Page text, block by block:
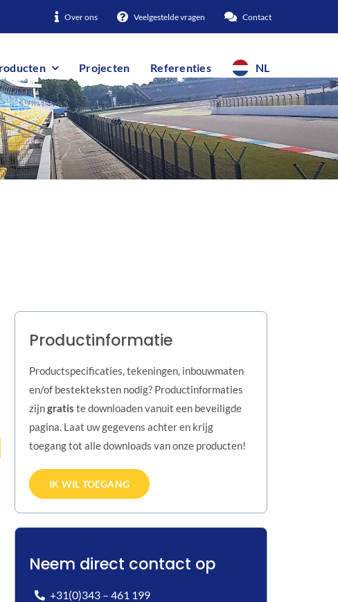
Over ons Veelgestelde vragen Contact
Projecten Referenties NL
Productinformatie
Productspecificaties, tekeningen, inbouwmaten
en/of bestekteksten nodig? Productinformaties
zijngratis te downloaden vanuit een beveiligde
pagina. Laat uw gegevens achter en krijg
toegang tot alle downloads van onze producten!
IK WIL TOEGANG
Neem direct contact op
+31(0)343 – 461 199